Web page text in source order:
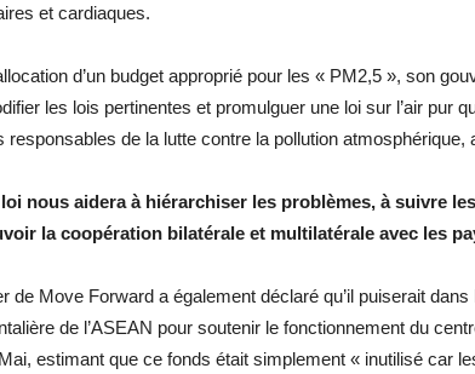
et cardiaques.
d’un budget approprié pour les « PM2,5 », son
les lois pertinentes et promulguer une loi sur l’air pur
responsables de la lutte contre la pollution atmosphérique,
nous aidera à hiérarchiser les problèmes, à suivre
la coopération bilatérale et multilatérale avec les
de Move Forward a également déclaré qu’il puiserait
de l’ASEAN pour soutenir le fonctionnement du
estimant que ce fonds était simplement « inutilisé car